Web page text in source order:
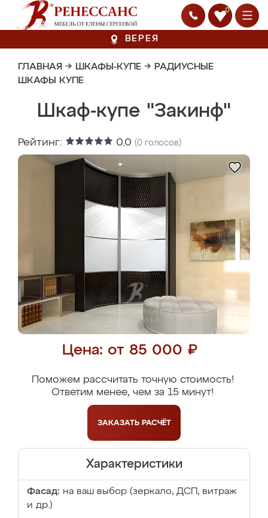
0
ВЕРЕЯ
ГЛАВНАЯ → ШКАФЫ-КУПЕ → РАДИУСНЫЕ
ШКАФЫ КУПЕ
Шкаф-купе "Закинф"
Рейтинг: 0.0 (0 голосов)
Цена: от 85 000 ₽
Поможем рассчитать точную стоимость!
Ответим менее, чем за 15 минут!
ЗАКАЗАТЬ РАСЧЁТ
Характеристики
Фасад: на ваш выбор (зеркало, ДСП, витраж
и др.)